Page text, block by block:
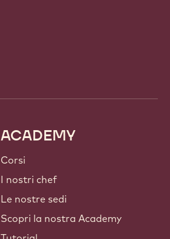
ACADEMY
Corsi
I nostri chef
Le nostre sedi
Scopri la nostra Academy